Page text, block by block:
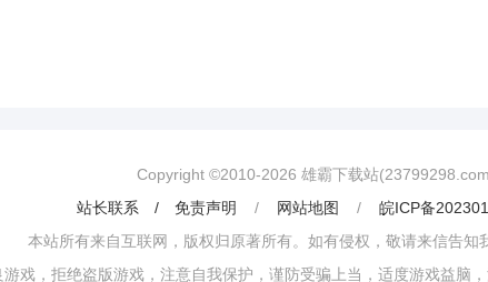
Copyright ©2010-2026 雄霸下载站
站长联系 / 免责声明
/ 网站地图 /
皖ICP备
本站所有来自互联网，版权归原著所有。如有侵权，敬请来信告知
戏，拒绝盗版游戏，注意自我保护，谨防受骗上当，适度游戏益脑